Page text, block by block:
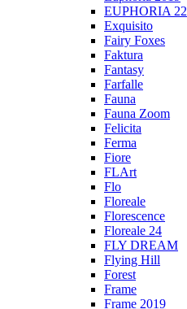
EUPHORIA 22
Exquisito
Fairy Foxes
Faktura
Fantasy
Farfalle
Fauna
Fauna Zoom
Felicita
Ferma
Fiore
FLArt
Flo
Floreale
Florescence
Floreale 24
FLY DREAM
Flying Hill
Forest
Frame
Frame 2019